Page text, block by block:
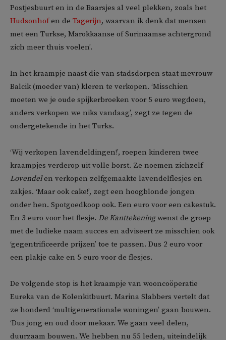
Postjesbuurt en in de Baarsjes al veel plekken, zoals het
Hudsonhofen de Tagerijn, waarvan ik denk dat mensen
met een Turkse, Marokkaanse of Surinaamse achtergrond
zich meer thuis voelen’.
In het kraampje naast die van stadsdorpen staat mevrouw
Balcik (moeder van) kleren te verkopen. ‘Misschien
moeten we je oude spijkerbroeken voor 5 euro wegdoen,
anders verkopen we niks vandaag’, zegt ze tegen de
ondergetekende in het Turks.
‘Wij verkopen lavendeldingen!’, roepen kinderen twee
kraampjes verderop uit volle borst. Ze noemen zichzelf
Lovendelen verkopen zelfgemaakte lavendelflesjes en
zakjes. ‘Maar ook cake!’, zegt een hoogblonde jongen
onder hen. Spotgoedkoop ook. Een euro voor een cakestuk.
En 3 euro voor het flesje. De Kanttekeningwenst de groep
met de ludieke naam succes en adviseert ze misschien ook
‘gegentrificeerde prijzen’ toe te passen. Dus 2 euro voor
een plakje cake en 5 euro voor de flesjes.
De volgende stop is het kraampje van wooncoöperatie
Eureka van de Kolenkitbuurt. Marina Slabbers vertelt dat
ze honderd ‘multigenerationale woningen’ gaan bouwen.
‘Dus jong en oud door mekaar. We gaan veel delen,
duurzaam bouwen. We hebben nu 55 leden, uiteindelijk